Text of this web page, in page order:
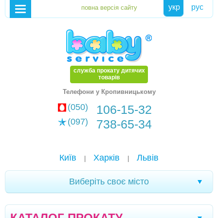
укр рус
служба прокату дитячих
товарів
Телефони у Кропивницькому
(050) 106-15-32
(097) 738-65-34
Київ Харків Львів
Виберіть своє місто